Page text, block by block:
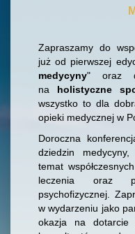
Zapraszamy do
już od pierwszej
medycyny" oraz
na holistyczne
wszystko to dla
opieki medycznej w
Doroczna
dziedzin
temat
leczenia oraz
psychofizycznej.
w wydarzeniu jako
okazja na dotarcie